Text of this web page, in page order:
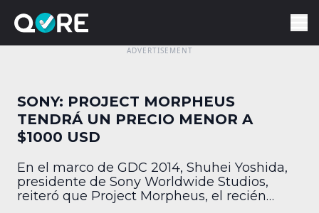
SONY: PROJECT MORPHEUS
TENDRÁ UN PRECIO MENOR A
$1000 USD
En el marco de GDC 2014, Shuhei Yoshida,
presidente de Sony Worldwide Studios,
reiteró que Project Morpheus, el recién